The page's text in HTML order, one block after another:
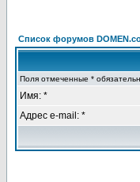
Список форумов
Поля отмеченные *
Имя: *
Адрес e-mail: *